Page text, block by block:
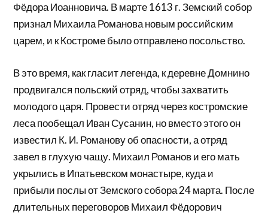
Фёдора Иоанновича. В марте 1613 г. Земский собор
признал Михаила Романова новым российским
царем, и к Костроме было отправлено посольство.
В это время, как гласит легенда, к деревне Домнино
продвигался польский отряд, чтобы захватить
молодого царя. Провести отряд через костромские
леса пообещал Иван Сусанин, но вместо этого он
известил К. И. Романову об опасности, а отряд
завел в глухую чащу. Михаил Романов и его мать
укрылись в Ипатьевском монастыре, куда и
прибыли послы от Земского собора 24 марта. После
длительных переговоров Михаил Фёдорович